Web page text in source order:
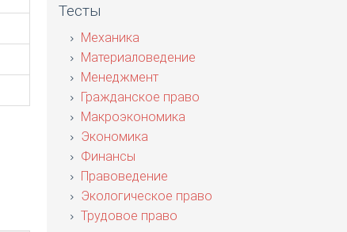
Тесты
Механика
Материаловедение
Менеджмент
Гражданское право
Макроэкономика
Экономика
Финансы
Правоведение
Экологическое право
Трудовое право